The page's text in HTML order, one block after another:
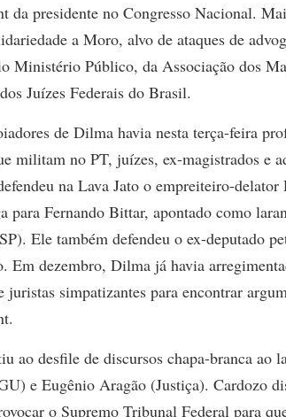
da presidente no Congresso Nacional.
a Moro, alvo de ataques de
Ministério Público, da Associação dos
Juízes Federais do Brasil.
de Dilma havia nesta terça-feira
militam no PT, juízes, ex-magistrados e
na Lava Jato o empreiteiro-
para Fernando Bittar, apontado como
Ele também defendeu o ex-deputado
Em dezembro, Dilma já havia
juristas simpatizantes para encontrar
ao desfile de discursos chapa-branca ao
e Eugênio Aragão (Justiça). Cardozo
o Supremo Tribunal Federal para